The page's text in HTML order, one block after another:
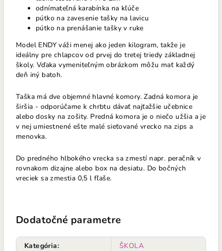
odnímateľná karabínka na kľúče
pútko na zavesenie tašky na lavicu
pútko na prenášanie tašky v ruke
Model ENDY váži menej ako jeden kilogram, takže je
ideálny pre chlapcov od prvej do tretej triedy základnej
školy. Vďaka vymeniteľným obrázkom môžu mať každý
deň iný batoh.
Taška má dve objemné hlavné komory. Zadná komora je
širšia - odporúčame k chrbtu dávať najťažšie učebnice
alebo dosky na zošity. Predná komora je o niečo užšia a je
v nej umiestnené ešte malé sieťované vrecko na zips a
menovka.
Do predného hlbokého vrecka sa zmestí napr. peračník v
rovnakom dizajne alebo box na desiatu. Do bočných
vreciek sa zmestia 0,5 l fľaše.
Dodatočné parametre
Kategória:
ŠKOLA